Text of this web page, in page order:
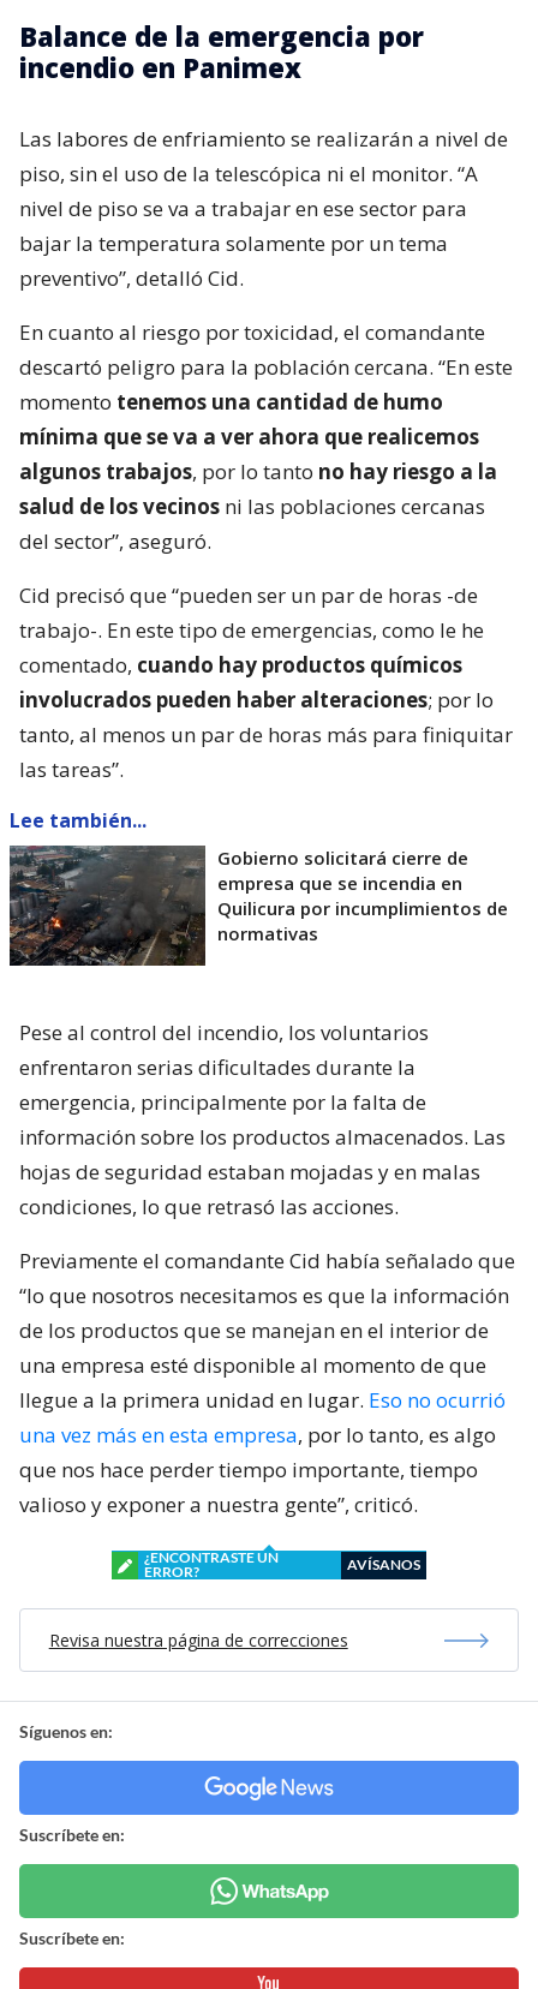
Balance de la emergencia por
incendio en Panimex
Las labores de enfriamiento se realizarán a nivel de
piso, sin el uso de la telescópica ni el monitor. “A
nivel de piso se va a trabajar en ese sector para
bajar la temperatura solamente por un tema
preventivo”, detalló Cid.
En cuanto al riesgo por toxicidad, el comandante
descartó peligro para la población cercana. “En este
momento tenemos una cantidad de humo
mínima que se va a ver ahora que realicemos
algunos trabajos, por lo tanto no hay riesgo a la
salud de los vecinos ni las poblaciones cercanas
del sector”, aseguró.
Cid precisó que “pueden ser un par de horas -de
trabajo-. En este tipo de emergencias, como le he
comentado, cuando hay productos químicos
involucrados pueden haber alteraciones; por lo
tanto, al menos un par de horas más para finiquitar
las tareas”.
Lee también...
Gobierno solicitará cierre de
empresa que se incendia en
Quilicura por incumplimientos de
normativas
Pese al control del incendio, los voluntarios
enfrentaron serias dificultades durante la
emergencia, principalmente por la falta de
información sobre los productos almacenados. Las
hojas de seguridad estaban mojadas y en malas
condiciones, lo que retrasó las acciones.
Previamente el comandante Cid había señalado que
“lo que nosotros necesitamos es que la información
de los productos que se manejan en el interior de
una empresa esté disponible al momento de que
llegue a la primera unidad en lugar. Eso no ocurrió
una vez más en esta empresa, por lo tanto, es algo
que nos hace perder tiempo importante, tiempo
valioso y exponer a nuestra gente”, criticó.
¿ENCONTRASTE UN
ERROR?
AVÍSANOS
Revisa nuestra página de correcciones
Síguenos en:
Suscríbete en:
Suscríbete en: